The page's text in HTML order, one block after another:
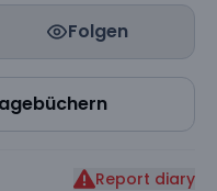
Folgen
Report diary